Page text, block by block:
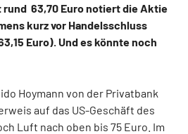
rund 63,70 Euro notiert die Aktie
kurz vor Handelsschluss
Euro). Und es könnte noch
Hoymann von der Privatbank
auf das US-Geschäft des
Luft nach oben bis 75 Euro. Im